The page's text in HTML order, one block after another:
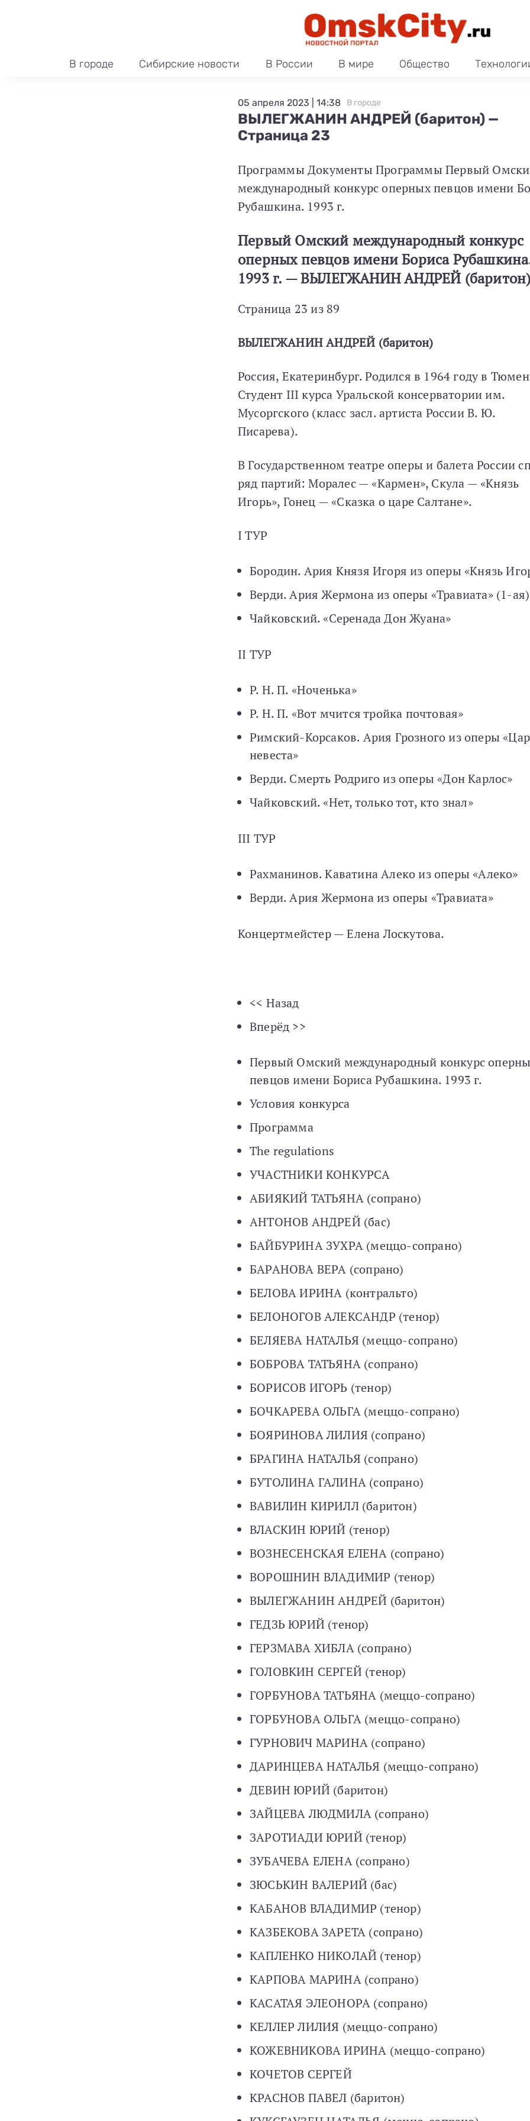
В городе Сибирские новости В России В мире Общество
ВЫЛЕГЖАНИН АНДРЕЙ (баритон) —
Страница 23
05 апреля 2023 | 14:38 В городе
Программы Документы Программы Первый
международный конкурс оперных певцов имени
Рубашкина. 1993 г.
Первый Омский международный конкурс
оперных певцов имени Бориса
1993 г. — ВЫЛЕГЖАНИН АНДРЕЙ
Страница 23 из 89
ВЫЛЕГЖАНИН АНДРЕЙ (баритон)
Россия, Екатеринбург. Родился в 1964 году в
Студент III курса Уральской консерватории им.
Мусоргского (класс засл. артиста России В. Ю.
Писарева).
В Государственном театре оперы и балета России
ряд партий: Моралес — «Кармен», Скула — «Князь
Игорь», Гонец — «Сказка о царе Салтане».
I ТУР
Бородин. Ария Князя Игоря из оперы «Князь
Верди. Ария Жермона из оперы «Травиата» (1-ая)
Чайковский. «Серенада Дон Жуана»
II ТУР
Р. Н. П. «Ноченька»
Р. Н. П. «Вот мчится тройка почтовая»
Римский-Корсаков. Ария Грозного из оперы
невеста»
Верди. Смерть Родриго из оперы «Дон Карлос»
Чайковский. «Нет, только тот, кто знал»
III ТУР
Рахманинов. Каватина Алеко из оперы «Алеко»
Верди. Ария Жермона из оперы «Травиата»
Концертмейстер — Елена Лоскутова.
<< Назад
Вперёд >>
Первый Омский международный конкурс
певцов имени Бориса Рубашкина. 1993 г.
Условия конкурса
Программа
The regulations
УЧАСТНИКИ КОНКУРСА
АБИЯКИЙ ТАТЬЯНА (сопрано)
АНТОНОВ АНДРЕЙ (бас)
БАЙБУРИНА ЗУХРА (меццо-сопрано)
БАРАНОВА ВЕРА (сопрано)
БЕЛОВА ИРИНА (контральто)
БЕЛОНОГОВ АЛЕКСАНДР (тенор)
БЕЛЯЕВА НАТАЛЬЯ (меццо-сопрано)
БОБРОВА ТАТЬЯНА (сопрано)
БОРИСОВ ИГОРЬ (тенор)
БОЧКАРЕВА ОЛЬГА (меццо-сопрано)
БОЯРИНОВА ЛИЛИЯ (сопрано)
БРАГИНА НАТАЛЬЯ (сопрано)
БУТОЛИНА ГАЛИНА (сопрано)
ВАВИЛИН КИРИЛЛ (баритон)
ВЛАСКИН ЮРИЙ (тенор)
ВОЗНЕСЕНСКАЯ ЕЛЕНА (сопрано)
ВОРОШНИН ВЛАДИМИР (тенор)
ВЫЛЕГЖАНИН АНДРЕЙ (баритон)
ГЕДЗЬ ЮРИЙ (тенор)
ГЕРЗМАВА ХИБЛА (сопрано)
ГОЛОВКИН СЕРГЕЙ (тенор)
ГОРБУНОВА ТАТЬЯНА (меццо-сопрано)
ГОРБУНОВА ОЛЬГА (меццо-сопрано)
ГУРНОВИЧ МАРИНА (сопрано)
ДАРИНЦЕВА НАТАЛЬЯ (меццо-сопрано)
ДЕВИН ЮРИЙ (баритон)
ЗАЙЦЕВА ЛЮДМИЛА (сопрано)
ЗАРОТИАДИ ЮРИЙ (тенор)
ЗУБАЧЕВА ЕЛЕНА (сопрано)
ЗЮСЬКИН ВАЛЕРИЙ (бас)
КАБАНОВ ВЛАДИМИР (тенор)
КАЗБЕКОВА ЗАРЕТА (сопрано)
КАПЛЕНКО НИКОЛАЙ (тенор)
КАРПОВА МАРИНА (сопрано)
КАСАТАЯ ЭЛЕОНОРА (сопрано)
КЕЛЛЕР ЛИЛИЯ (меццо-сопрано)
КОЖЕВНИКОВА ИРИНА (меццо-сопрано)
КОЧЕТОВ СЕРГЕЙ
КРАСНОВ ПАВЕЛ (баритон)